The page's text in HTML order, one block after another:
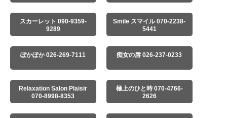
スカーレット 090-9359-
9289
Smile スマイル 070-2238-
5441
ぽかぽか 026-269-7111 痴女の唇 026-237-0233
Relaxation Salon Plaisir
070-8998-8353
極上のひと時 070-4766-
2626